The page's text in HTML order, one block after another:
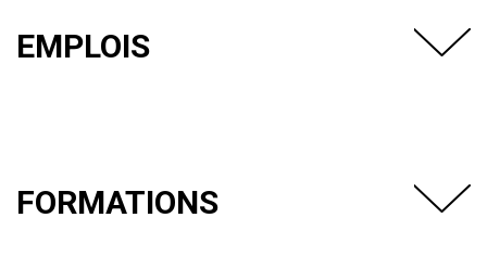
EMPLOIS
FORMATIONS